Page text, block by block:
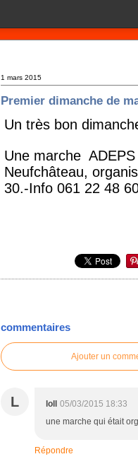
1 mars 2015
Premier dimanche de
Un très bon
Une marche
Neufchâteau,
30.-Info 061 22 48
commentaires
Ajouter un
L loll 05/03/2015 18:33
une marche qui était
Répondre